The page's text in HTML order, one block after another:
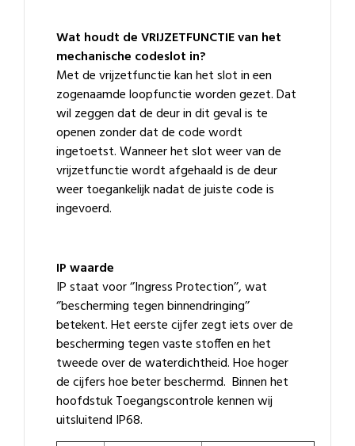
Wat houdt de VRIJZETFUNCTIE van het
mechanische codeslot in?
Met de vrijzetfunctie kan het slot in een
zogenaamde loopfunctie worden gezet. Dat
wil zeggen dat de deur in dit geval is te
openen zonder dat de code wordt
ingetoetst. Wanneer het slot weer van de
vrijzetfunctie wordt afgehaald is de deur
weer toegankelijk nadat de juiste code is
ingevoerd.
IP waarde
IP staat voor ‘’Ingress Protection’’, wat
‘’bescherming tegen binnendringing’’
betekent. Het eerste cijfer zegt iets over de
bescherming tegen vaste stoffen en het
tweede over de waterdichtheid. Hoe hoger
de cijfers hoe beter beschermd. Binnen het
hoofdstuk Toegangscontrole kennen wij
uitsluitend IP68.